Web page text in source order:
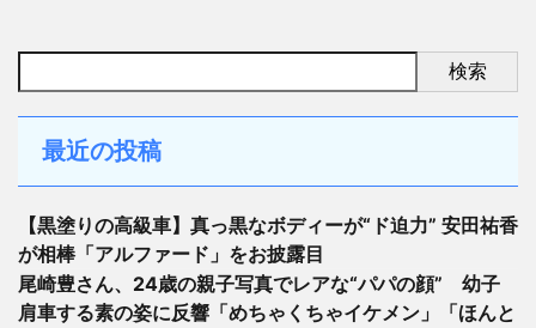
検索
最近の投稿
【黒塗りの高級車】真っ黒なボディーが“ド迫力” 安田祐香
が相棒「アルファード」をお披露目
尾崎豊さん、24歳の親子写真でレアな“パパの顔” 幼子
肩車する素の姿に反響「めちゃくちゃイケメン」「ほんと